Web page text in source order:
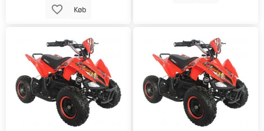
Køb